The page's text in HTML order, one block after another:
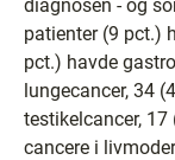
diagnosen - og
patienter (9 pct.)
pct.) havde
lungecancer, 34
testikelcancer,
cancere i